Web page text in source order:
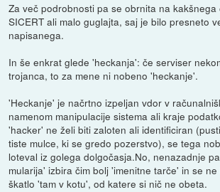
Za več podrobnosti pa se obrnita na
SICERT ali malo guglajta, saj je bilo presneto
napisanega.
In še enkrat glede 'heckanja': če serviser
trojanca, to za mene ni nobeno 'heckanje'.
'Heckanje' je načrtno izpeljan vdor v
namenom manipulacije sistema ali kraje
'hacker' ne želi biti zaloten ali identificiran
tiste mulce, ki se gredo pozerstvo), se tega
loteval iz golega dolgočasja.No, nenazadnje
mularija' izbira čim bolj 'imenitne tarče' in se
škatlo 'tam v kotu', od katere si nič ne obeta.